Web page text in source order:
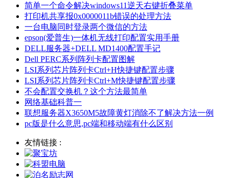
简单一个命令解决windows11逆天右键折叠菜单
打印机共享报0x0000011b错误的处理方法
一台电脑同时登录两个微信的方法
epson(爱普生)一体机无线打印配置实用手册
DELL服务器+DELL MD1400配置手记
Dell PERC系列阵列卡配置图解
LSI系列芯片阵列卡Ctrl+H快捷键配置步骤
LSI系列芯片阵列卡Ctrl+M快捷键配置步骤
不会配置交换机？这个方法最简单
网络基础科普一
联想服务器X3650M5故障黄灯消除不了解决方法一例
pc版是什么意思,pc端和移动端有什么区别
友情链接 :